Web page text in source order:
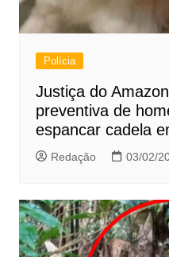
Polícia
Justiça do
preventiva de
espancar cadela
Redação 03/02/